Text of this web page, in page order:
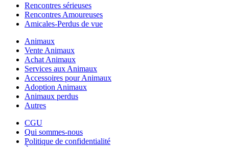
Rencontres sérieuses
Rencontres Amoureuses
Amicales-Perdus de vue
Animaux
Vente Animaux
Achat Animaux
Services aux Animaux
Accessoires pour Animaux
Adoption Animaux
Animaux perdus
Autres
CGU
Qui sommes-nous
Politique de confidentialité